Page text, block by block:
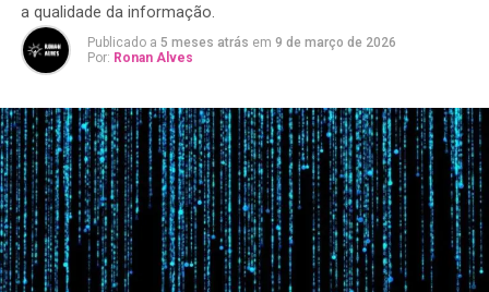
a qualidade da informação.
Publicado a 5 meses atrás em 9 de março de 2026
Por: Ronan Alves